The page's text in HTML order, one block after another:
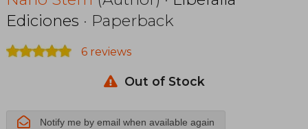
Ediciones · Paperback
6 reviews
Out of Stock
Notify me by email when available again